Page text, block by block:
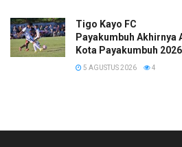
Tigo Kayo FC
Payakumbuh Akhirnya
Kota Payakumbuh 2026
5 AGUSTUS 2026 4